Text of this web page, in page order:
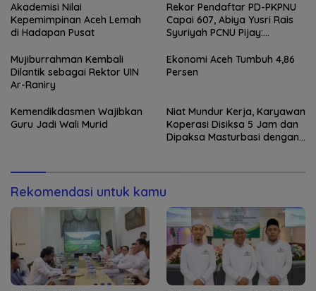
Akademisi Nilai
Kepemimpinan Aceh Lemah
di Hadapan Pusat
Rekor Pendaftar PD-PKPNU
Capai 607, Abiya Yusri Rais
Syuriyah PCNU Pijay:
Jantung Jam’iyah
Mujiburrahman Kembali
Dilantik sebagai Rektor UIN
Ar-Raniry
Ekonomi Aceh Tumbuh 4,86
Persen
Kemendikdasmen Wajibkan
Guru Jadi Wali Murid
Niat Mundur Kerja, Karyawan
Koperasi Disiksa 5 Jam dan
Dipaksa Masturbasi dengan
Rekomendasi untuk kamu